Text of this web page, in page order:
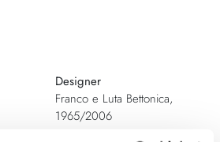
Designer
Franco e Luta Bettonica,
1965/2006